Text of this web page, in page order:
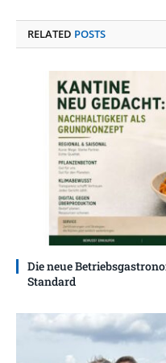
RELATED POSTS
Die neue
Standard